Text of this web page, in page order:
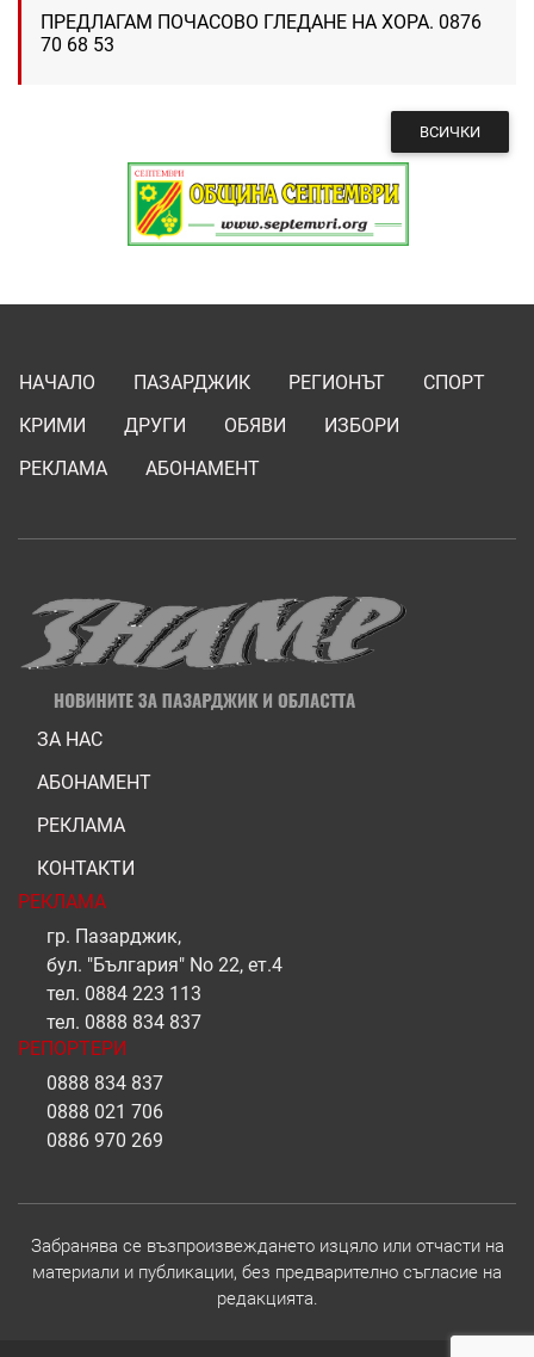
ПРЕДЛАГАМ ПОЧАСОВО ГЛЕДАНЕ НА ХОРА. 0876
70 68 53
ВСИЧКИ
НАЧАЛО ПАЗАРДЖИК РЕГИОНЪТ
СПОРТ
КРИМИ
ДРУГИ ОБЯВИ
ИЗБОРИ
РЕКЛАМА
АБОНАМЕНТ
ЗА НАС
АБОНАМЕНТ
РЕКЛАМА
КОНТАКТИ
РЕКЛАМА
гр. Пазарджик,
бул. "България" No 22, ет.4
тел. 0884 223 113
тел. 0888 834 837
РЕПОРТЕРИ
0888 834 837
0888 021 706
0886 970 269
Забранява се възпроизвеждането изцяло или отчасти на
материали и публикации, без предварително съгласие на
редакцията.